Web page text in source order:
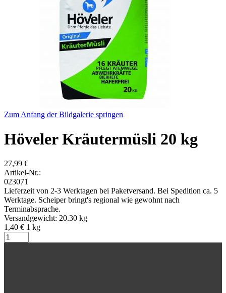
Zum Anfang der Bildgalerie springen
Höveler Kräutermüsli 20 kg
27,99 €
Artikel-Nr.:
023071
Lieferzeit von 2-3 Werktagen bei Paketversand. Bei Spedition ca. 5
Werktage. Scheiper bringt's regional wie gewohnt nach
Terminabsprache.
Versandgewicht: 20.30 kg
1,40 € 1 kg